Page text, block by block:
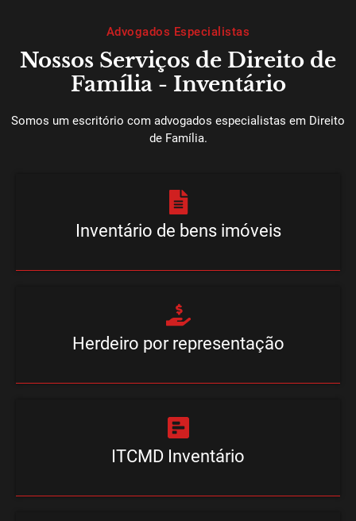
Advogados Especialistas
Nossos Serviços de Direito de
Família - Inventário
Somos um escritório com advogados especialistas em Direito
de Família.
Inventário de bens imóveis
Herdeiro por representação
ITCMD Inventário